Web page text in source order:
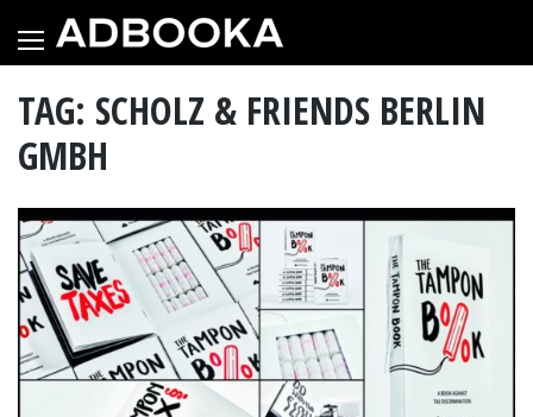
content
TAG: SCHOLZ & FRIENDS BERLIN
GMBH